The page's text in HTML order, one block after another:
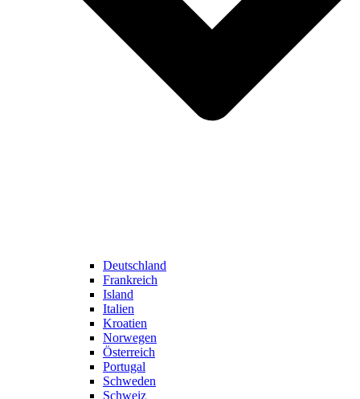
Deutschland
Frankreich
Island
Italien
Kroatien
Norwegen
Österreich
Portugal
Schweden
Schweiz